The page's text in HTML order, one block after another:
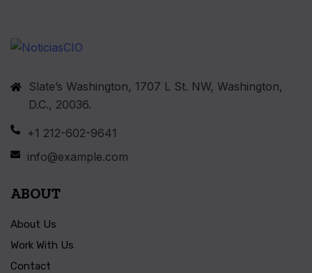
Slate’s Washington, 1707 L St. NW, Washington,
D.C., 20036.
+1 212-602-9641
info@example.com
ABOUT
About Us
Work With Us
Contact